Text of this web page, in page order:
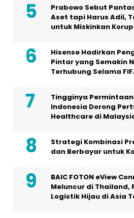
Prabowo Sebut
Aset tapi Harus Adil,
untuk Miskinkan
Hisense Hadirkan
Pintar yang Semakin
Terhubung Selama
Tingginya
Indonesia Dorong
Healthcare di
Strategi Kombinasi
dan Berbayar untuk
BAIC FOTON eView
Meluncur di Thailand,
Logistik Hijau di Asia